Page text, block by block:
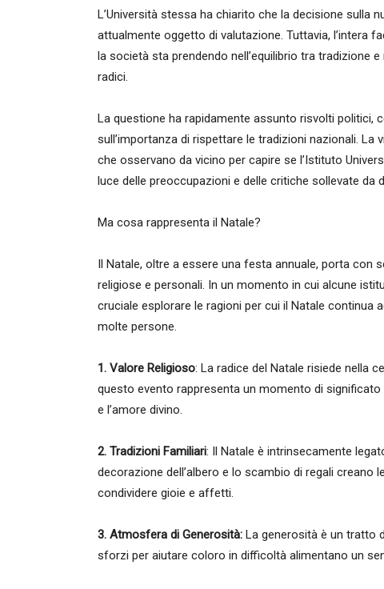
L’Università stessa ha chiarito che la decisione sulla
attualmente oggetto di valutazione. Tuttavia, l’intera
la società sta prendendo nell’equilibrio tra tradizione
radici.
La questione ha rapidamente assunto risvolti politici,
sull’importanza di rispettare le tradizioni nazionali.
che osservano da vicino per capire se l’Istituto
luce delle preoccupazioni e delle critiche sollevate da
Ma cosa rappresenta il Natale?
Il Natale, oltre a essere una festa annuale, porta con
religiose e personali. In un momento in cui alcune
cruciale esplorare le ragioni per cui il Natale continua
molte persone.
1. Valore Religioso: La radice del Natale risiede nella
questo evento rappresenta un momento di
e l’amore divino.
2. Tradizioni Familiari: Il Natale è intrinsecamente
decorazione dell’albero e lo scambio di regali creano
condividere gioie e affetti.
3. Atmosfera di Generosità: La generosità è un tratto
sforzi per aiutare coloro in difficoltà alimentano un